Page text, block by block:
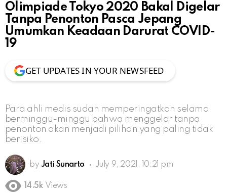
Olimpiade Tokyo 2020 Bakal Digelar
Tanpa Penonton Pasca Jepang
Umumkan Keadaan Darurat COVID-
19
GET UPDATES IN YOUR NEWSFEED
Para ahli medis sudah memperingatkan selama
berminggu-minggu bahwa menggelar tanpa
penonton akan menjadi pilihan yang paling tidak
berisiko.
by Jati Sunarto July 9, 2021, 10:21 pm
14.5k Views